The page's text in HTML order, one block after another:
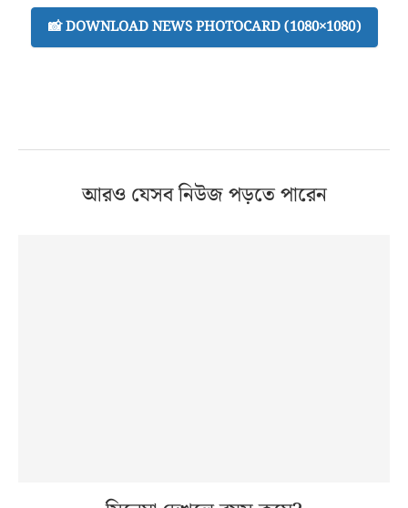
📸 DOWNLOAD NEWS PHOTOCARD (1080×1080)
আরও যেসব নিউজ পড়তে পারেন